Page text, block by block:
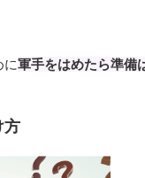
に軍手をはめたら準備
方